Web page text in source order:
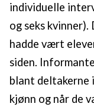
individuelle
og seks
hadde vært
siden.
blant deltakerne
kjønn og når de